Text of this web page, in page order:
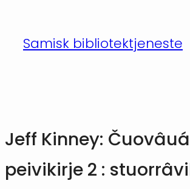
innholdSamisk bibliotektjeneste
Jeff Kinney:
peivikirje 2 :